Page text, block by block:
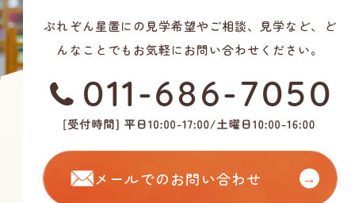
ぷれぞん星置にの見学希望やご相談、見学など、ど
んなことでもお気軽にお問い合わせください。
メールでのお問い合わせ →